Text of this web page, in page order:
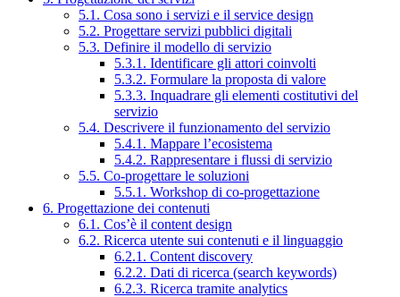
5.1. Cosa sono i servizi e il service design
5.2. Progettare servizi pubblici digitali
5.3. Definire il modello di servizio
5.3.1. Identificare gli attori coinvolti
5.3.2. Formulare la proposta di valore
5.3.3. Inquadrare gli elementi costitutivi del
servizio
5.4. Descrivere il funzionamento del servizio
5.4.1. Mappare l’ecosistema
5.4.2. Rappresentare i flussi di servizio
5.5. Co-progettare le soluzioni
5.5.1. Workshop di co-progettazione
6. Progettazione dei contenuti
6.1. Cos’è il content design
6.2. Ricerca utente sui contenuti e il linguaggio
6.2.1. Content discovery
6.2.2. Dati di ricerca (search keywords)
6.2.3. Ricerca tramite analytics